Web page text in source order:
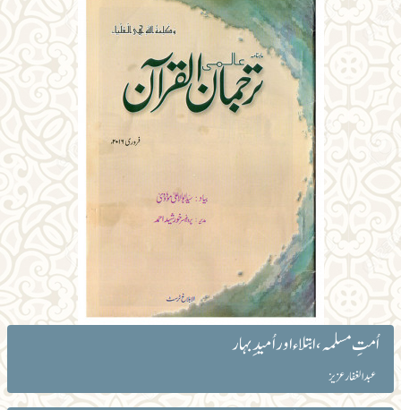
اُمتِ مسلمہ ، ابتلاء اور اُمیدِبہار
عبد الغفار عزیز